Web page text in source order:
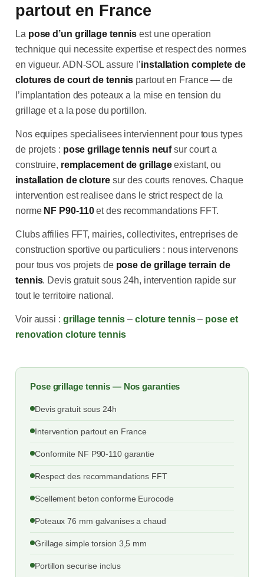
partout en France
La pose d’un grillage tennis est une operation
technique qui necessite expertise et respect des normes
en vigueur. ADN-SOL assure l’installation complete de
clotures de court de tennis partout en France — de
l’implantation des poteaux a la mise en tension du
grillage et a la pose du portillon.
Nos equipes specialisees interviennent pour tous types
de projets : pose grillage tennis neufsur court a
construire, remplacement de grillageexistant, ou
installation de cloturesur des courts renoves. Chaque
intervention est realisee dans le strict respect de la
norme NF P90-110et des recommandations FFT.
Clubs affilies FFT, mairies, collectivites, entreprises de
construction sportive ou particuliers : nous intervenons
pour tous vos projets de pose de grillage terrain de
tennis. Devis gratuit sous 24h, intervention rapide sur
tout le territoire national.
Voir aussi : grillage tennis – cloture tennis– pose et
renovation cloture tennis
Pose grillage tennis — Nos garanties
Devis gratuit sous 24h
Intervention partout en France
Conformite NF P90-110 garantie
Respect des recommandations FFT
Scellement beton conforme Eurocode
Poteaux 76 mm galvanises a chaud
Grillage simple torsion 3,5 mm
Portillon securise inclus